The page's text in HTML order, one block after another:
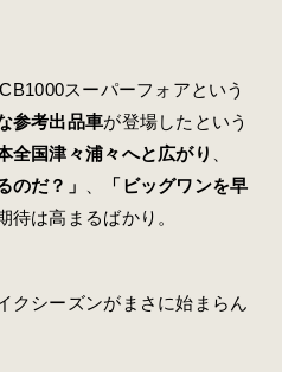
スーパーフォアという
参考出品車が登場したという
全国津々浦々へと広がり
のだ？」
「ビッグワンを早
待は高まるばかり。
クシーズンがまさに始まらん